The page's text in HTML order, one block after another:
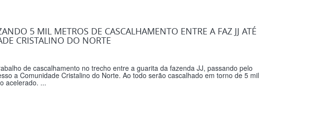
5 MIL METROS DE CASCALHAMENTO ENTRE A FAZ JJ ATÉ
CRISTALINO DO NORTE
de cascalhamento no trecho entre a guarita da fazenda JJ, passando pelo
a Comunidade Cristalino do Norte. Ao todo serão cascalhado em torno de 5 mil
acelerado. ...